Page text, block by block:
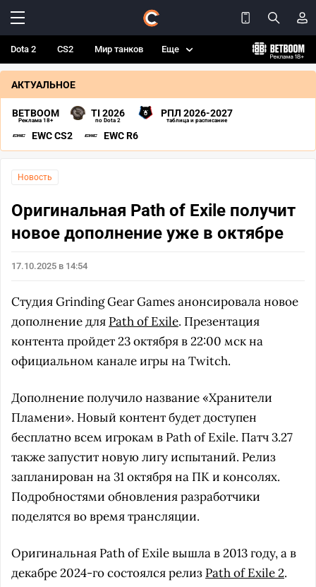
Dota 2 CS2 Мир танков Еще
АКТУАЛЬНОЕ
BETBOOM
Реклама 18+
TI 2026
по Dota 2
РПЛ 2026-2027
таблица и расписание
EWC CS2 EWC R6
Новость
Оригинальная Path of Exile получит
новое дополнение уже в октябре
17.10.2025 в 14:54
Студия Grinding Gear Games анонсировала новое
дополнение для Path of Exile. Презентация
контента пройдет 23 октября в 22:00 мск на
официальном канале игры на Twitch.
Дополнение получило название «Хранители
Пламени». Новый контент будет доступен
бесплатно всем игрокам в Path of Exile. Патч 3.27
также запустит новую лигу испытаний. Релиз
запланирован на 31 октября на ПК и консолях.
Подробностями обновления разработчики
поделятся во время трансляции.
Оригинальная Path of Exile вышла в 2013 году, а в
декабре 2024-го состоялся релиз Path of Exile 2.